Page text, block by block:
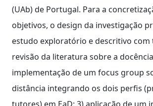
(UAb) de Portugal. Para a
objetivos, o design da investigação
estudo exploratório e descritivo com
revisão da literatura sobre a
implementação de um focus group
distância integrando os dois perfis